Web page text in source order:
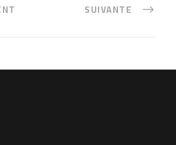
SUIVANTE